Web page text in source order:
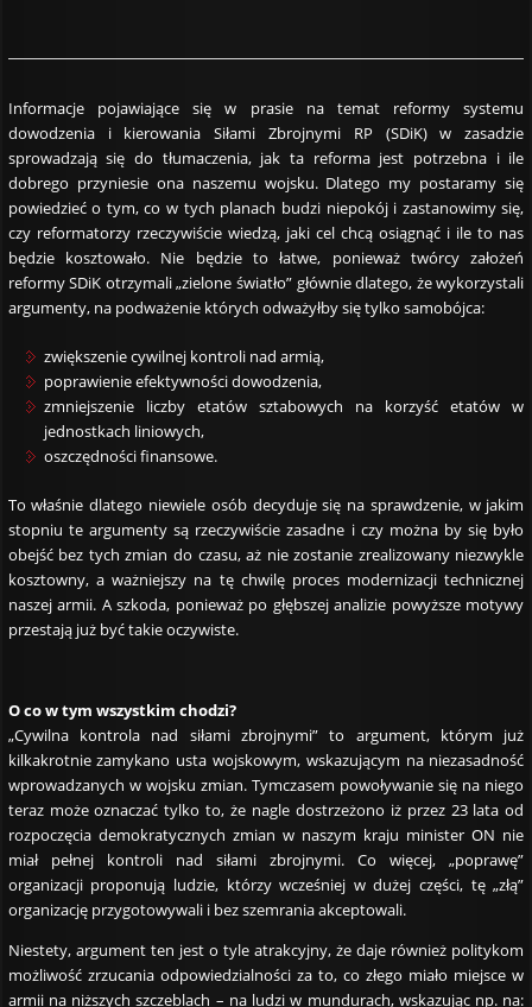
Informacje pojawiające się w prasie na temat reformy systemu
dowodzenia i kierowania Siłami Zbrojnymi RP (SDiK) w zasadzie
sprowadzają się do tłumaczenia, jak ta reforma jest potrzebna i ile
dobrego przyniesie ona naszemu wojsku. Dlatego my postaramy się
powiedzieć o tym, co w tych planach budzi niepokój i zastanowimy się,
czy reformatorzy rzeczywiście wiedzą, jaki cel chcą osiągnąć i ile to nas
będzie kosztowało. Nie będzie to łatwe, ponieważ twórcy założeń
reformy SDiK otrzymali „zielone światło” głównie dlatego, że wykorzystali
argumenty, na podważenie których odważyłby się tylko samobójca:
zwiększenie cywilnej kontroli nad armią,
poprawienie efektywności dowodzenia,
zmniejszenie liczby etatów sztabowych na korzyść etatów w
jednostkach liniowych,
oszczędności finansowe.
To właśnie dlatego niewiele osób decyduje się na sprawdzenie, w jakim
stopniu te argumenty są rzeczywiście zasadne i czy można by się było
obejść bez tych zmian do czasu, aż nie zostanie zrealizowany niezwykle
kosztowny, a ważniejszy na tę chwilę proces modernizacji technicznej
naszej armii. A szkoda, ponieważ po głębszej analizie powyższe motywy
przestają już być takie oczywiste.
O co w tym wszystkim chodzi?
„Cywilna kontrola nad siłami zbrojnymi” to argument, którym już
kilkakrotnie zamykano usta wojskowym, wskazującym na niezasadność
wprowadzanych w wojsku zmian. Tymczasem powoływanie się na niego
teraz może oznaczać tylko to, że nagle dostrzeżono iż przez 23 lata od
rozpoczęcia demokratycznych zmian w naszym kraju minister ON nie
miał pełnej kontroli nad siłami zbrojnymi. Co więcej, „poprawę”
organizacji proponują ludzie, którzy wcześniej w dużej części, tę „złą”
organizację przygotowywali i bez szemrania akceptowali.
Niestety, argument ten jest o tyle atrakcyjny, że daje również politykom
możliwość zrzucania odpowiedzialności za to, co złego miało miejsce w
armii na niższych szczeblach – na ludzi w mundurach, wskazując np. na: